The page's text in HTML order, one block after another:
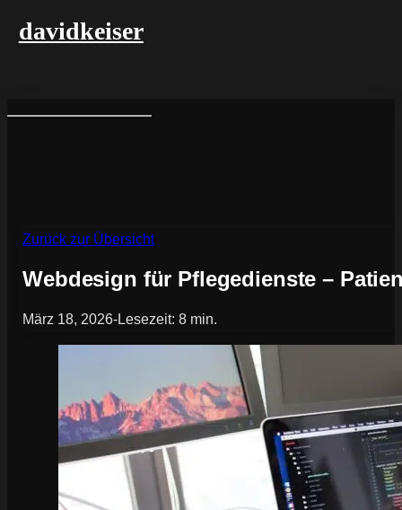
davidkeiser
Zurück zur Übersicht
Webdesign für Pflegedienste –
März 18, 2026-Lesezeit: 8 min.